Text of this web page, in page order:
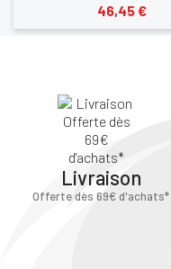
46,45 €
Livraison
Offerte dès 69€ d'achats*